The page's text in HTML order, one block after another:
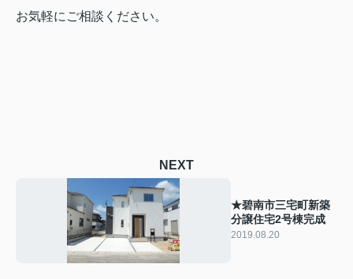
お気軽にご相談ください。
NEXT
★碧南市三宅町新築
分譲住宅2号棟完成
2019.08.20